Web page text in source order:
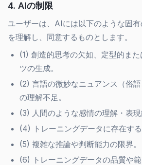
4. AIの制限
ユーザーは、AIには以下のような固
を理解し、同意するものとします。
(1) 創造的思考の欠如、定型的ま
ツの生成。
(2) 言語の微妙なニュアンス（俗語
の理解不足。
(3) 人間のような感情の理解・表現
(4) トレーニングデータに存在する
(5) 複雑な推論や判断能力の限界。
(6) トレーニングデータの品質や